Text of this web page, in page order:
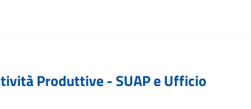
Produttive - SUAP e Ufficio